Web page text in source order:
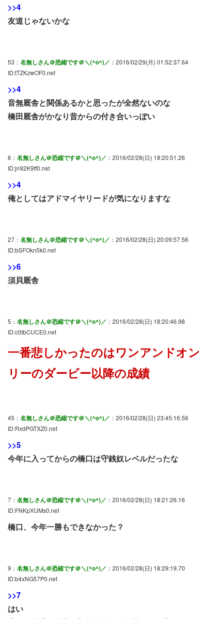
>>4
友道じゃないかな
53： 名無しさん＠恐縮です＠＼(^o^)／ ：2016/02/29(月) 01:52:37.64
ID:tTZKzwOF0.net
>>4
音無厩舎と関係あるかと思ったが全然ないのな
橋田厩舎がかなり昔からの付き合いっぽい
6： 名無しさん＠恐縮です＠＼(^o^)／ ：2016/02/28(日) 18:20:51.26
ID:jn92K9ff0.net
>>4
俺としてはアドマイヤリードが気になりますな
27： 名無しさん＠恐縮です＠＼(^o^)／ ：2016/02/28(日) 20:09:57.56
ID:bSFOkn5k0.net
>>6
須貝厩舎
5： 名無しさん＠恐縮です＠＼(^o^)／ ：2016/02/28(日) 18:20:46.98
ID:c0tbCUCE0.net
一番悲しかったのはワンアンドオン
リーのダービー以降の成績
45： 名無しさん＠恐縮です＠＼(^o^)／ ：2016/02/28(日) 23:45:16.56
ID:RxdPGTXZ0.net
>>5
今年に入ってからの橋口は守銭奴レベルだったな
7： 名無しさん＠恐縮です＠＼(^o^)／ ：2016/02/28(日) 18:21:26.16
ID:FNKpXUMs0.net
橋口、今年一勝もできなかった？
9： 名無しさん＠恐縮です＠＼(^o^)／ ：2016/02/28(日) 18:29:19.70
ID:b4xNG57P0.net
>>7
はい